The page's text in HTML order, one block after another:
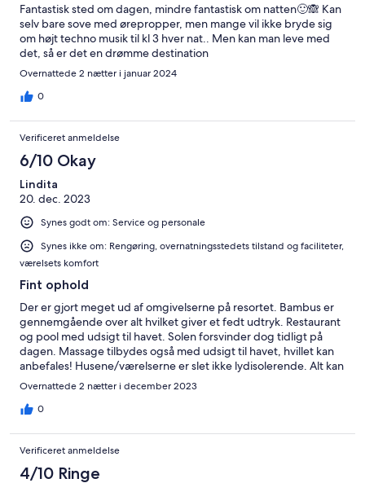
Fantastisk sted om dagen, mindre fantastisk om natten🙂🙈 Kan
selv bare sove med ørepropper, men mange vil ikke bryde sig
om højt techno musik til kl 3 hver nat.. Men kan man leve med
det, så er det en drømme destination
Overnattede 2 nætter i januar 2024
0
Verificeret anmeldelse
6/10 Okay
Lindita
20. dec. 2023
Synes godt om: Service og personale
Synes ikke om: Rengøring, overnatningsstedets tilstand og faciliteter,
værelsets komfort
Fint ophold
Der er gjort meget ud af omgivelserne på resortet. Bambus er
gennemgående over alt hvilket giver et fedt udtryk. Restaurant
og pool med udsigt til havet. Solen forsvinder dog tidligt på
dagen. Massage tilbydes også med udsigt til havet, hvillet kan
anbefales! Husene/værelserne er slet ikke lydisolerende. Alt kan
høres også festerne (hele natten) et andet sted på øen. Trængt
Rengøringen kunne være bedre. Personalet var venlige og
Overnattede 2 nætter i december 2023
0
Verificeret anmeldelse
4/10 Ringe